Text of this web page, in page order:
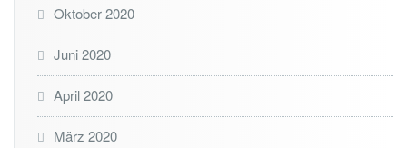
Oktober 2020
Juni 2020
April 2020
März 2020